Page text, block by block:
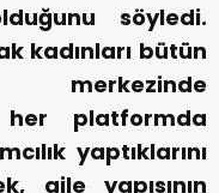
söyledi.
kadınları bütün
her platformda
yaptıklarını
aile yapısının